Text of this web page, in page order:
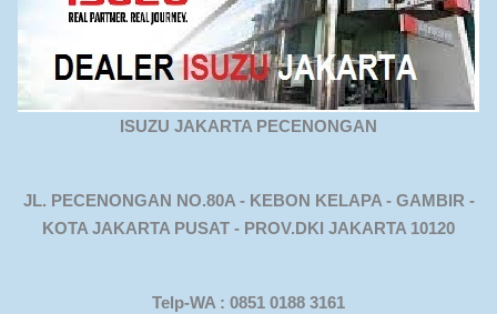
ISUZU JAKARTA PECENONGAN
JL. PECENONGAN NO.80A - KEBON KELAPA - GAMBIR -
KOTA JAKARTA PUSAT - PROV.DKI JAKARTA 10120
Telp-WA : 0851 0188 3161